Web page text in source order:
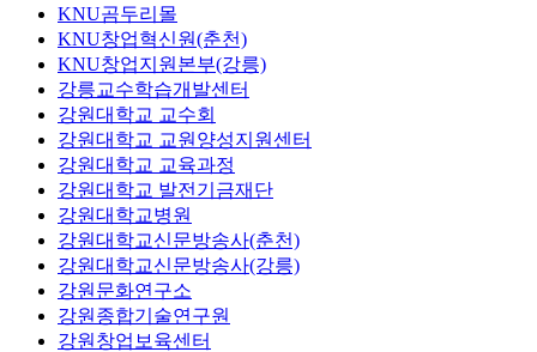
KNU곰두리몰
KNU창업혁신원(춘천)
KNU창업지원본부(강릉)
강릉교수학습개발센터
강원대학교 교수회
강원대학교 교원양성지원센터
강원대학교 교육과정
강원대학교 발전기금재단
강원대학교병원
강원대학교신문방송사(춘천)
강원대학교신문방송사(강릉)
강원문화연구소
강원종합기술연구원
강원창업보육센터